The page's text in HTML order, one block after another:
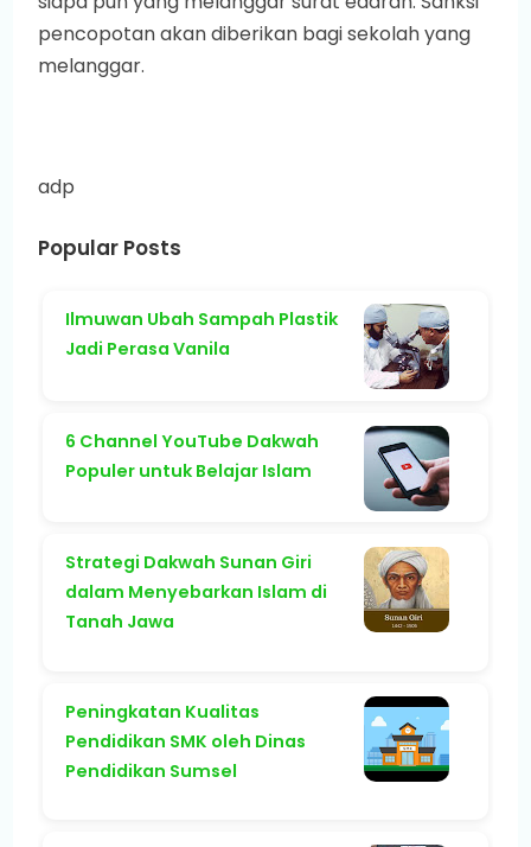
pencopotan akan diberikan bagi sekolah yang
melanggar.
adp
Popular Posts
Ilmuwan Ubah Sampah Plastik
Jadi Perasa Vanila
6 Channel YouTube Dakwah
Populer untuk Belajar Islam
Strategi Dakwah Sunan Giri
dalam Menyebarkan Islam di
Tanah Jawa
Peningkatan Kualitas
Pendidikan SMK oleh Dinas
Pendidikan Sumsel